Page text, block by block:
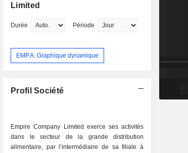
Limited
Durée Période
EMP.A: Graphique dynamique
Profil Société
Empire Company Limited exerce ses activités
dans le secteur de la grande distribution
alimentaire, par l’intermédiaire de sa filiale à